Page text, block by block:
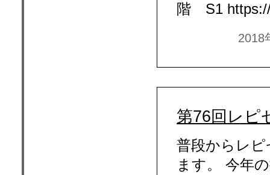
階 S1
2018
第76回レピ
普段からレ
ます。 今年